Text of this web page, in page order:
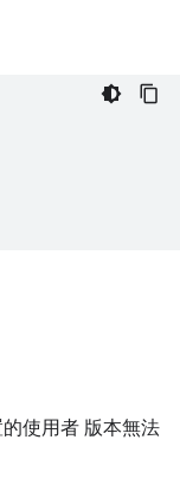
使用者 版本無法